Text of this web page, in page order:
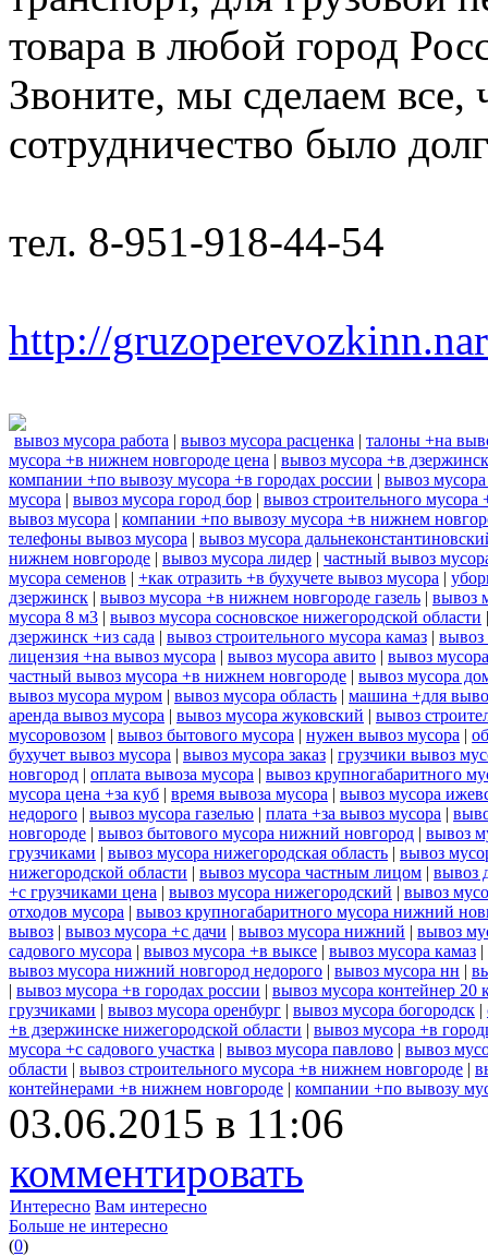
товара в любой город
Звоните, мы сделаем
сотрудничество было
тел. 8-951-918-44-54
http://
вывоз мусора работа | вывоз мусора расценка | талоны +на
мусора +в нижнем новгороде цена | вывоз мусора +в
компании +по вывозу мусора +в городах россии | вывоз мусора
мусора | вывоз мусора город бор | вывоз строительного мусора
вывоз мусора | компании +по вывозу мусора +в нижнем
телефоны вывоз мусора | вывоз мусора
нижнем новгороде | вывоз мусора лидер | частный вывоз
мусора семенов | +как отразить +в бухучете вывоз мусора |
дзержинск | вывоз мусора +в нижнем новгороде газель | вывоз
мусора 8 м3 | вывоз мусора сосновское нижегородской области
дзержинск +из сада | вывоз строительного мусора камаз | вывоз
лицензия +на вывоз мусора | вывоз мусора авито | вывоз
частный вывоз мусора +в нижнем новгороде | вывоз мусора
вывоз мусора муром | вывоз мусора область | машина +для
аренда вывоз мусора | вывоз мусора жуковский | вывоз
мусоровозом | вывоз бытового мусора | нужен вывоз мусора |
бухучет вывоз мусора | вывоз мусора заказ | грузчики вывоз
новгород | оплата вывоза мусора | вывоз крупногабаритного
мусора цена +за куб | время вывоза мусора | вывоз мусора
недорого | вывоз мусора газелью | плата +за вывоз мусора |
новгороде | вывоз бытового мусора нижний новгород | вывоз
грузчиками | вывоз мусора нижегородская область | вывоз
нижегородской области | вывоз мусора частным лицом | вывоз
+с грузчиками цена | вывоз мусора нижегородский | вывоз
отходов мусора | вывоз крупногабаритного мусора нижний
вывоз | вывоз мусора +с дачи | вывоз мусора нижний | вывоз
садового мусора | вывоз мусора +в выксе | вывоз мусора камаз |
вывоз мусора нижний новгород недорого | вывоз мусора нн |
| вывоз мусора +в городах россии | вывоз мусора контейнер 20
грузчиками | вывоз мусора оренбург | вывоз мусора богородск |
+в дзержинске нижегородской области | вывоз мусора +в
мусора +с садового участка | вывоз мусора павлово | вывоз
области | вывоз строительного мусора +в нижнем новгороде |
контейнерами +в нижнем новгороде | компании +по вывозу
03.06.2015 в 11:06
комментировать
Интересно Вам интересно
Больше не интересно
(0)